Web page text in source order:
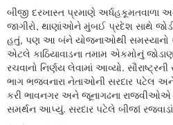
બીજી દરખાસ્ત પ્રમાણે અર્ધહકૂમતવાળા
જાગીરો, થાણાંઓને મુંબઈ પ્રદેશ સાથે
હતું, પણ આ બંને યોજનાઓથી
એટલે કાઠિયાવાડના તમામ એકમોનું
રચવાનો નિર્ણય લેવામાં આવ્યો.
ભાગ ભજવનારા નેતાઓની સરદાર પટેલ
કરી ભાવનગર અને જૂનાગઢના રાજવીઓએ
સમર્થન આપ્યું. સરદાર પટેલે બીજાં